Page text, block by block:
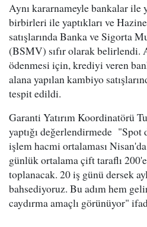
Aynı kararnameyle bankalar
birbirleri ile yaptıkları ve
satışlarında Banka ve Sigorta
(BSMV) sıfır olarak belirlendi.
ödenmesi için, krediyi veren
alana yapılan kambiyo
tespit edildi.
Garanti Yatırım Koordinatörü
yaptığı değerlendirmede "Spot
işlem hacmi ortalaması
günlük ortalama çift taraflı
toplanacak. 20 iş günü dersek
bahsediyoruz. Bu adım hem
caydırma amaçlı görünüyor"